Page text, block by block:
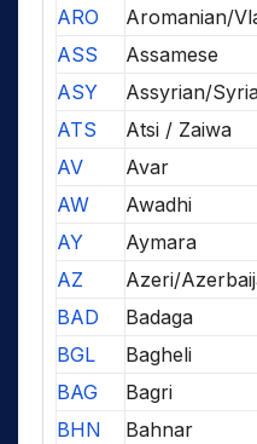
ARO
Aromanian/
ASS
Assamese
ASY
Assyrian/
ATS
Atsi / Zaiwa
AV
Avar
AW
Awadhi
AY
Aymara
AZ
Azeri/
BAD
Badaga
BGL
Bagheli
BAG
Bagri
BHN
Bahnar